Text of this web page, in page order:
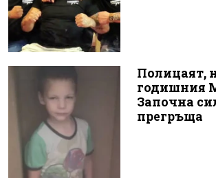
Полицаят,
годишния
Започна
прегръща